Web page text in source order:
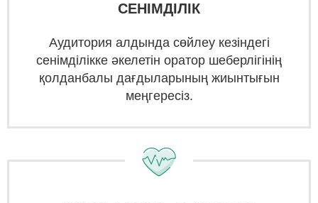
СЕНІМДІЛІК
Аудитория алдында сөйлеу кезіндегі
сенімділікке әкелетін оратор шеберлігінің
қолданбалы дағдыларының жиынтығын
меңгересіз.